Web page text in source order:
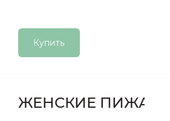
Купить
ЖЕНСКИЕ ПИЖАМЫ